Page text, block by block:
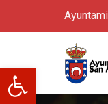
Abrir barra de